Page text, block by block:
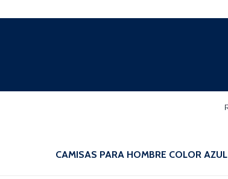
CAMISAS PARA HOMBRE COLOR AZUL